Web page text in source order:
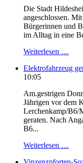
Die Stadt
angeschlossen.
Bürgerinnen und
im Alltag in eine
Weiterlesen …
Elektrofahrzeug
10:05
Am.gestrigen
Jährigen vor dem
Lerchenkamp/B6/
geraten. Nach
B6...
Weiterlesen …